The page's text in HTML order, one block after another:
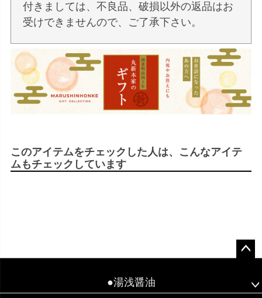
付きましては、不良品、破損以外の返品はお
受けできませんので、ご了承下さい。
このアイテムをチェックした人は、こんなアイテ
ムもチェックしています
●湯浅醤油